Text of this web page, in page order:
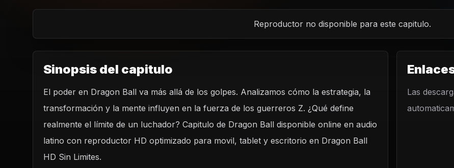
Reproductor no disponible para este capitulo.
Sinopsis del capitulo
El poder en Dragon Ball va más allá de los golpes. Analizamos cómo la estrategia, la
transformación y la mente influyen en la fuerza de los guerreros Z. ¿Qué define
realmente el límite de un luchador? Capitulo de Dragon Ball disponible online en audio
latino con reproductor HD optimizado para movil, tablet y escritorio en Dragon Ball
HD Sin Limites.
Las